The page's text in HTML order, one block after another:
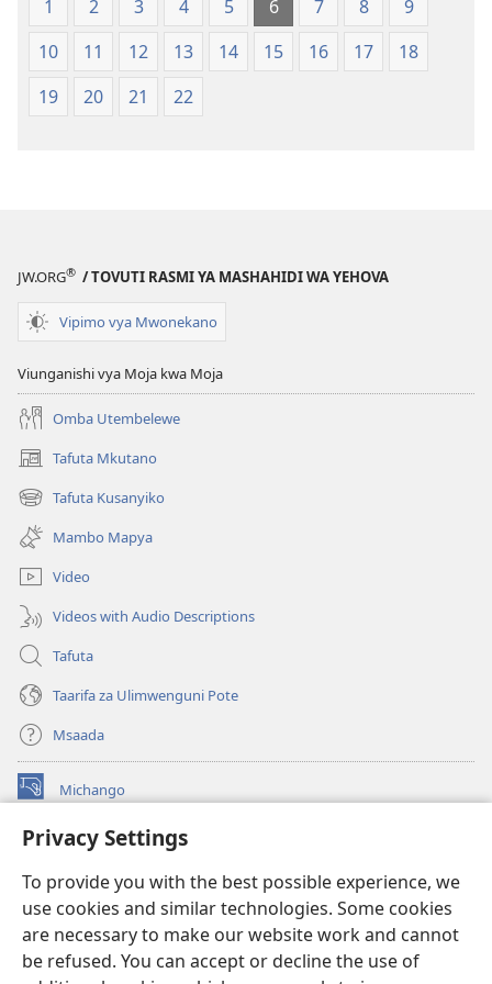
Privacy Settings
To provide you with the best possible experience, we
use cookies and similar technologies. Some cookies
are necessary to make our website work and cannot
be refused. You can accept or decline the use of
Ulimwengu
Mpya
(Toleo
Ulimwengu
Mpya
(Toleo
1 2 3 4 5 6 7 8
9
10
11 12 13 14 15 16 17
18
19
20 21 22
JW.ORG® / TOVUTI RASMI YA MASHAHIDI WA YEHOVA
Vipimo vya Mwonekano
Viunganishi vya Moja kwa Moja
Omba Utembelewe
Tafuta Mkutano
(opens
new
window)
Tafuta Kusanyiko
(opens
new
window)
Mambo Mapya
Video
Videos with Audio Descriptions
Tafuta
Taarifa za Ulimwenguni Pote
Msaada
Michango
(opens
window)Watchtower MAKTABA KWENYE MTANDAO™
new
window)JW Hub ®
(opens
new
window)
®